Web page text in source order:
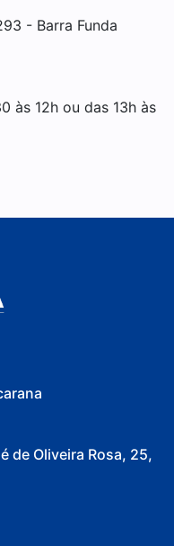
- Barra Funda
às 12h ou das 13h às
de Oliveira Rosa, 25,